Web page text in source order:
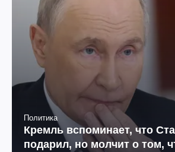
Политика
Кремль вспоминает, что
подарил, но молчит о том,